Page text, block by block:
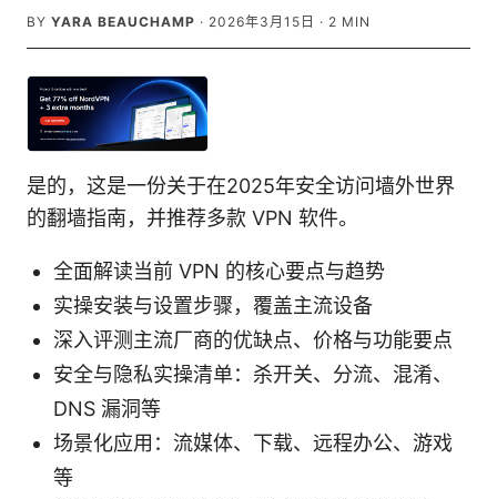
BY YARA BEAUCHAMP · 2026年3月15日 · 2 MIN
是的，这是一份关于在2025年安全访问墙外世界
的翻墙指南，并推荐多款 VPN 软件。
全面解读当前 VPN 的核心要点与趋势
实操安装与设置步骤，覆盖主流设备
深入评测主流厂商的优缺点、价格与功能要点
安全与隐私实操清单：杀开关、分流、混淆、
DNS 漏洞等
场景化应用：流媒体、下载、远程办公、游戏
等